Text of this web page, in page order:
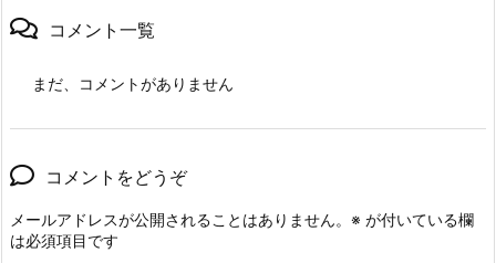
コメント一覧
まだ、コメントがありません
コメントをどうぞ
メールアドレスが公開されることはありません。 ※ が付いている欄
は必須項目です